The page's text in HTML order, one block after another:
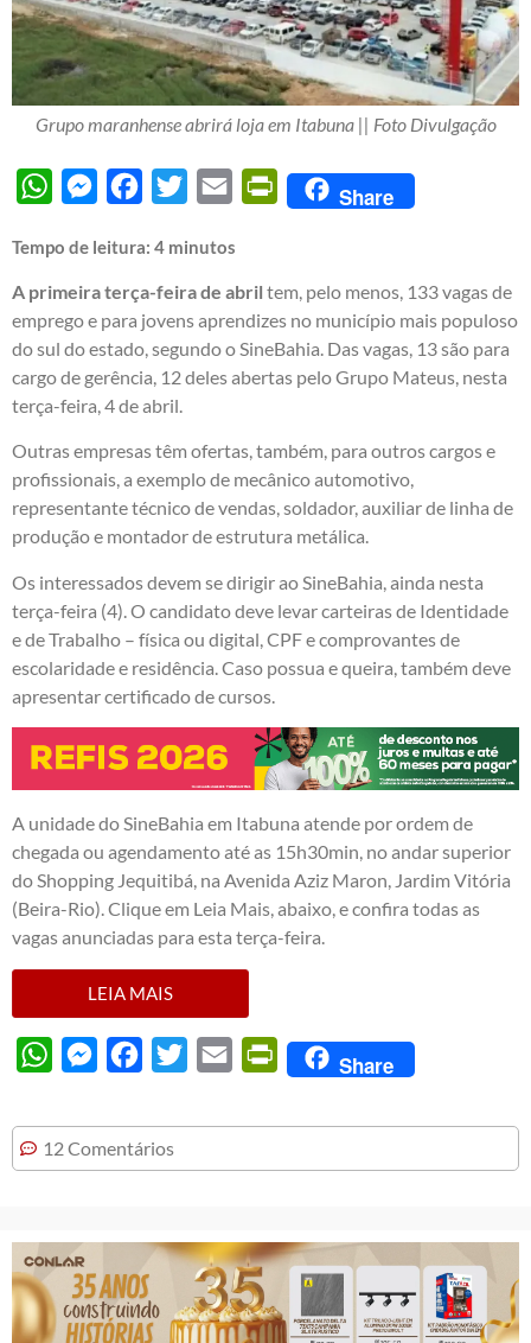
Grupo maranhense abrirá loja em Itabuna || Foto Divulgação
WhatsAppMessengerFacebook
Twitter Email PrintFriendly
Share
Tempo de leitura: 4 minutos
A primeira terça-feira de abril tem, pelo menos, 133 vagas de
emprego e para jovens aprendizes no município mais populoso
do sul do estado, segundo o SineBahia. Das vagas, 13 são para
cargo de gerência, 12 deles abertas pelo Grupo Mateus, nesta
terça-feira, 4 de abril.
Outras empresas têm ofertas, também, para outros cargos e
profissionais, a exemplo de mecânico automotivo,
representante técnico de vendas, soldador, auxiliar de linha de
produção e montador de estrutura metálica.
Os interessados devem se dirigir ao SineBahia, ainda nesta
terça-feira (4). O candidato deve levar carteiras de Identidade
e de Trabalho – física ou digital, CPF e comprovantes de
escolaridade e residência. Caso possua e queira, também deve
apresentar certificado de cursos.
A unidade do SineBahia em Itabuna atende por ordem de
chegada ou agendamento até as 15h30min, no andar superior
do Shopping Jequitibá, na Avenida Aziz Maron, Jardim Vitória
(Beira-Rio). Clique em Leia Mais, abaixo, e confira todas as
vagas anunciadas para esta terça-feira.
LEIA MAIS
WhatsAppMessengerFacebook
Twitter Email PrintFriendly
Share
12 Comentários